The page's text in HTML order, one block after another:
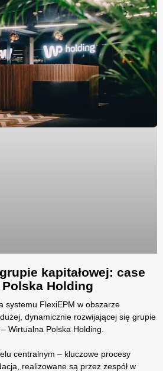
kapitałowej: case
Holding
systemu FlexiEPM w obszarze
dynamicznie rozwijającej się grupie
Wirtualna Polska Holding.
centralnym – kluczowe procesy
realizowane są przez zespół w